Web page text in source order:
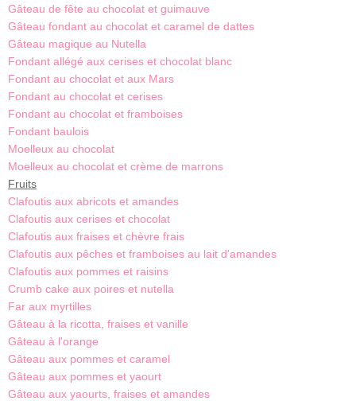
Gâteau de fête au chocolat et guimauve
Gâteau fondant au chocolat et caramel de dattes
Gâteau magique au Nutella
Fondant allégé aux cerises et chocolat blanc
Fondant au chocolat et aux Mars
Fondant au chocolat et cerises
Fondant au chocolat et framboises
Fondant baulois
Moelleux au chocolat
Moelleux au chocolat et crème de marrons
Fruits
Clafoutis aux abricots et amandes
Clafoutis aux cerises et chocolat
Clafoutis aux fraises et chèvre frais
Clafoutis aux pêches et framboises au lait d'amandes
Clafoutis aux pommes et raisins
Crumb cake aux poires et nutella
Far aux myrtilles
Gâteau à la ricotta, fraises et vanille
Gâteau à l'orange
Gâteau aux pommes et caramel
Gâteau aux pommes et yaourt
Gâteau aux yaourts, fraises et amandes